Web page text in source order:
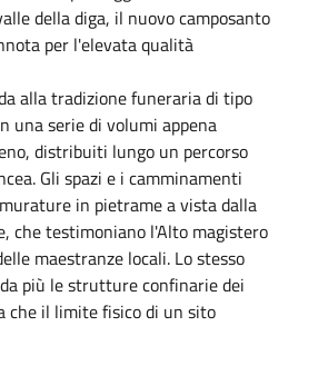
della diga, il nuovo camposanto
per l'elevata qualità
alla tradizione funeraria di tipo
una serie di volumi appena
distribuiti lungo un percorso
Gli spazi e i camminamenti
in pietrame a vista dalla
che testimoniano l'Alto magistero
maestranze locali. Lo stesso
più le strutture confinarie dei
che il limite fisico di un sito